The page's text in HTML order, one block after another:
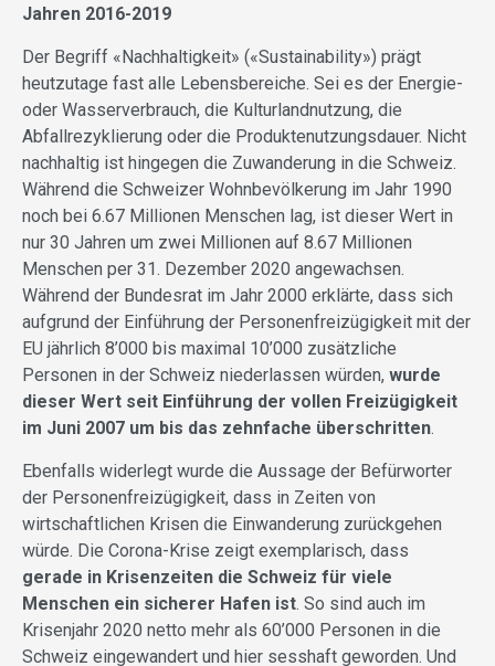
Jahren 2016-2019
Der Begriff «Nachhaltigkeit» («Sustainability») prägt
heutzutage fast alle Lebensbereiche. Sei es der Energie-
oder Wasserverbrauch, die Kulturlandnutzung, die
Abfallrezyklierung oder die Produktenutzungsdauer. Nicht
nachhaltig ist hingegen die Zuwanderung in die Schweiz.
Während die Schweizer Wohnbevölkerung im Jahr 1990
noch bei 6.67 Millionen Menschen lag, ist dieser Wert in
nur 30 Jahren um zwei Millionen auf 8.67 Millionen
Menschen per 31. Dezember 2020 angewachsen.
Während der Bundesrat im Jahr 2000 erklärte, dass sich
aufgrund der Einführung der Personenfreizügigkeit mit der
EU jährlich 8’000 bis maximal 10’000 zusätzliche
Personen in der Schweiz niederlassen würden, wurde
dieser Wert seit Einführung der vollen Freizügigkeit
im Juni 2007 um bis das zehnfache überschritten.
Ebenfalls widerlegt wurde die Aussage der Befürworter
der Personenfreizügigkeit, dass in Zeiten von
wirtschaftlichen Krisen die Einwanderung zurückgehen
würde. Die Corona-Krise zeigt exemplarisch, dass
gerade in Krisenzeiten die Schweiz für viele
Menschen ein sicherer Hafen ist. So sind auch im
Krisenjahr 2020 netto mehr als 60’000 Personen in die
Schweiz eingewandert und hier sesshaft geworden. Und